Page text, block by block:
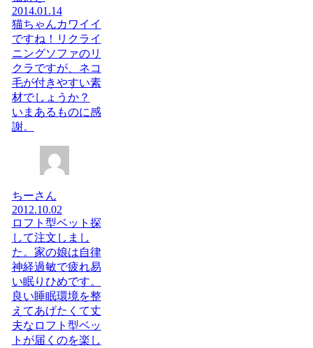
2014.01.14
猫ちゃんカワイイ
ですね！リクライ
ニングソファのリ
クラですが、ネコ
毛が付きやすい素
材でしょうか？
いまあるものに感
謝。
ちーさん
2012.10.02
ロフト型ベット探
して注文しまし
た。家の娘は自律
神経過敏で疲れ易
い眠りひめです。
良い睡眠環境を整
えてあげたくて丈
夫なロフト型ベッ
トが届くのを楽し